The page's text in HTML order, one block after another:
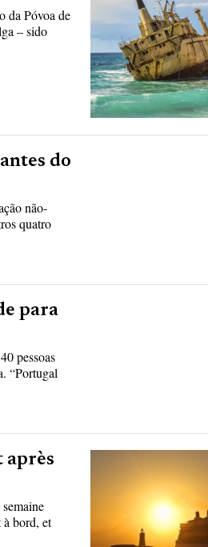
da Póvoa de
– sido
do
não-
quatro
para
pessoas
“Portugal
après
à bord, et